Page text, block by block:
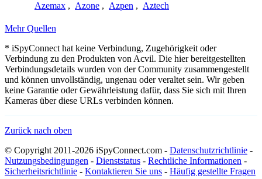
Azemax , Azone , Azpen , Aztech
Mehr Quellen
* iSpyConnect hat keine Verbindung, Zugehörigkeit oder
Verbindung zu den Produkten von Acvil. Die hier bereitgestellten
Verbindungsdetails wurden von der Community zusammengestellt
und können unvollständig, ungenau oder veraltet sein. Wir geben
keine Garantie oder Gewährleistung dafür, dass Sie sich mit Ihren
Kameras über diese URLs verbinden können.
Zurück nach oben
© Copyright 2011-2026 iSpyConnect.com - Datenschutzrichtlinie -
Nutzungsbedingungen - Dienststatus - Rechtliche Informationen -
Sicherheitsrichtlinie - Kontaktieren Sie uns - Häufig gestellte Fragen